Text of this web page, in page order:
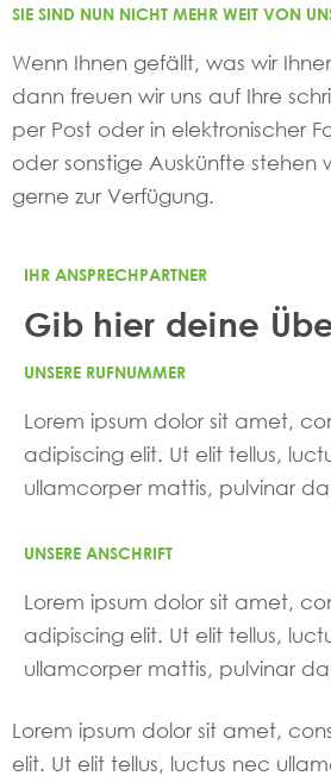
SIE SIND NUN NICHT MEHR WEIT VON
Wenn Ihnen gefällt, was wir
dann freuen wir uns auf Ihre
per Post oder in elektronischer
oder sonstige Auskünfte stehen
gerne zur Verfügung.
IHR ANSPRECHPARTNER
Gib hier deine
UNSERE RUFNUMMER
Lorem ipsum dolor sit amet,
adipiscing elit. Ut elit tellus,
ullamcorper mattis, pulvinar
UNSERE ANSCHRIFT
Lorem ipsum dolor sit amet,
adipiscing elit. Ut elit tellus,
ullamcorper mattis, pulvinar
Lorem ipsum dolor sit amet,
elit. Ut elit tellus, luctus nec